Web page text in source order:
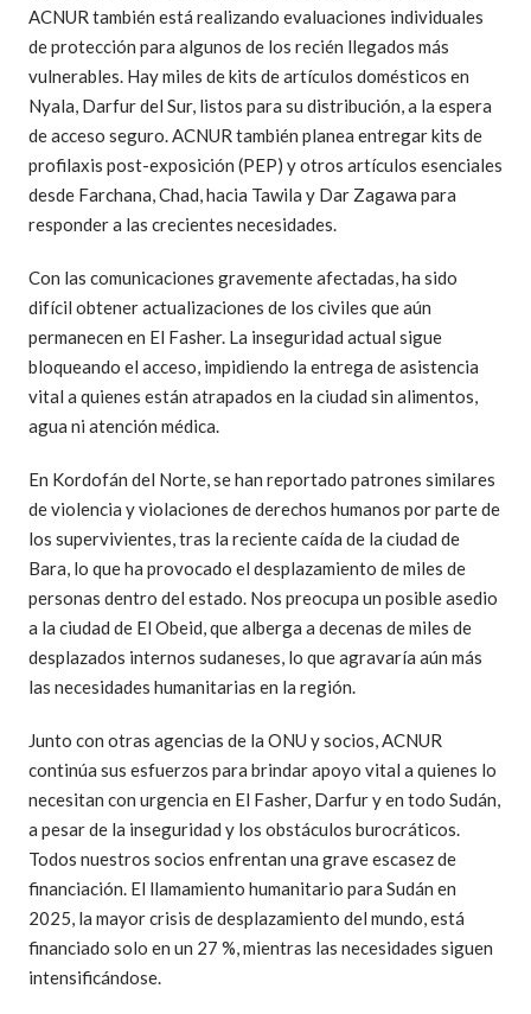
ACNUR también está realizando evaluaciones individuales
de protección para algunos de los recién llegados más
vulnerables. Hay miles de kits de artículos domésticos en
Nyala, Darfur del Sur, listos para su distribución, a la espera
de acceso seguro. ACNUR también planea entregar kits de
profilaxis post-exposición (PEP) y otros artículos esenciales
desde Farchana, Chad, hacia Tawila y Dar Zagawa para
responder a las crecientes necesidades.
Con las comunicaciones gravemente afectadas, ha sido
difícil obtener actualizaciones de los civiles que aún
permanecen en El Fasher. La inseguridad actual sigue
bloqueando el acceso, impidiendo la entrega de asistencia
vital a quienes están atrapados en la ciudad sin alimentos,
agua ni atención médica.
En Kordofán del Norte, se han reportado patrones similares
de violencia y violaciones de derechos humanos por parte de
los supervivientes, tras la reciente caída de la ciudad de
Bara, lo que ha provocado el desplazamiento de miles de
personas dentro del estado. Nos preocupa un posible asedio
a la ciudad de El Obeid, que alberga a decenas de miles de
desplazados internos sudaneses, lo que agravaría aún más
las necesidades humanitarias en la región.
Junto con otras agencias de la ONU y socios, ACNUR
continúa sus esfuerzos para brindar apoyo vital a quienes lo
necesitan con urgencia en El Fasher, Darfur y en todo Sudán,
a pesar de la inseguridad y los obstáculos burocráticos.
Todos nuestros socios enfrentan una grave escasez de
financiación. El llamamiento humanitario para Sudán en
2025, la mayor crisis de desplazamiento del mundo, está
financiado solo en un 27 %, mientras las necesidades siguen
intensificándose.